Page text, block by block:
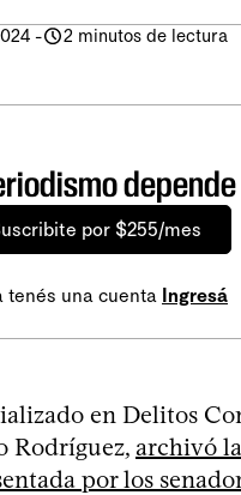
- 2 minutos de lectura
por $255/mes
tenés una cuenta Ingresá
en Delitos
Rodríguez, archivó la
por los